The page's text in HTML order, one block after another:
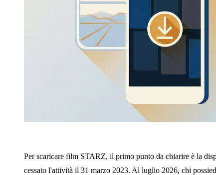
Per scaricare film STARZ, il primo punto da chiarire è la
cessato l'attività il 31 marzo 2023. Al luglio 2026, chi